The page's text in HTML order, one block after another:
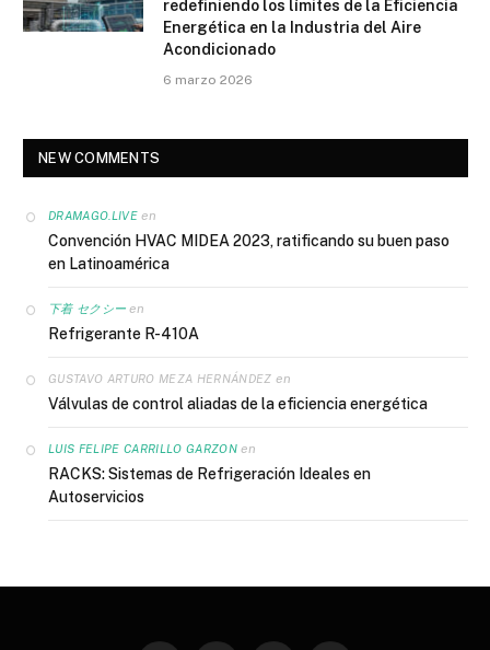
redefiniendo los límites de la Eficiencia
Energética en la Industria del Aire
Acondicionado
6 marzo 2026
NEW COMMENTS
DRAMAGO.LIVEen
Convención HVAC MIDEA 2023, ratificando su buen paso
en Latinoamérica
下着 セクシー en
Refrigerante R-410A
GUSTAVO ARTURO MEZA HERNÁNDEZ en
Válvulas de control aliadas de la eficiencia energética
LUIS FELIPE CARRILLO GARZONen
RACKS: Sistemas de Refrigeración Ideales en
Autoservicios